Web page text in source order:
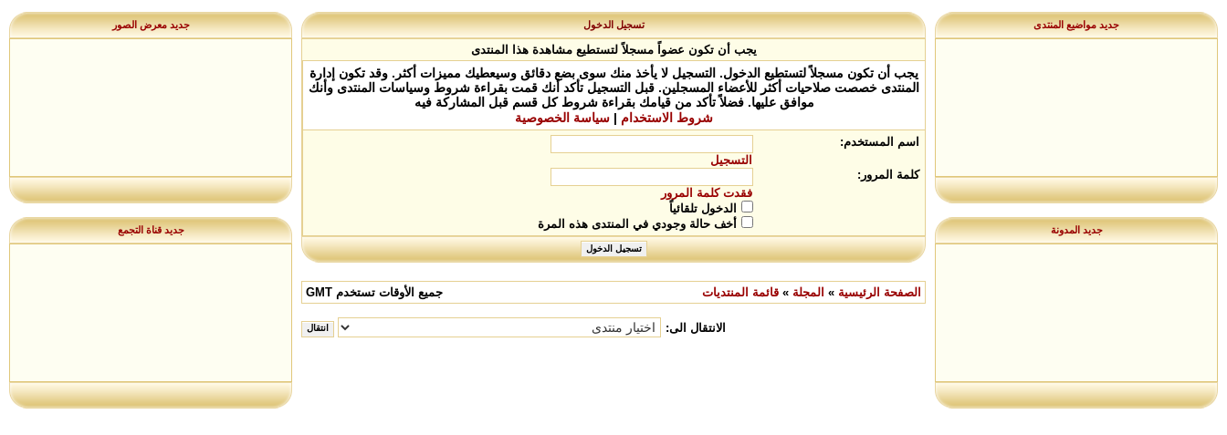
جديد مواضيع المنتدى
جديد المدونة
تسجيل الدخول
يجب أن تكون عضواً مسجلاً لتستطيع مشاهدة هذا المنتدى
يجب أن تكون مسجلاً لتستطيع الدخول. التسجيل لا يأخذ منك سوى بضع دقائق وسيعطيك مميزات أكثر. وقد تكون إدارة
المنتدى خصصت صلاحيات أكثر للأعضاء المسجلين. قبل التسجيل تأكد أنك قمت بقراءة شروط وسياسات المنتدى وأنك
موافق عليها. فضلاً تأكد من قيامك بقراءة شروط كل قسم قبل المشاركة فيه
شروط الاستخدام | سياسة الخصوصية
اسم المستخدم:
التسجيل
كلمة المرور:
فقدت كلمة المرور
الدخول تلقائياً
أخف حالة وجودي في المنتدى هذه المرة
الصفحة الرئيسية » المجلة » قائمة المنتديات جميع الأوقات تستخدم GMT
الانتقال الى:
جديد معرض الصور
جديد قناة التجمع